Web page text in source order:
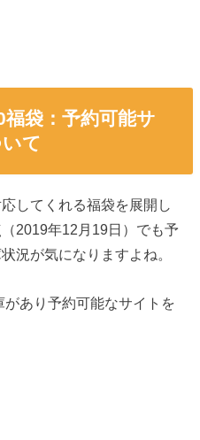
袋：予約可能サ
て
してくれる福袋を展開し
2019年12月19日）でも予
況が気になりますよね。
あり予約可能なサイトを